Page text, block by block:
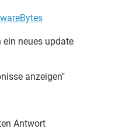
neues update
anzeigen"
Antwort